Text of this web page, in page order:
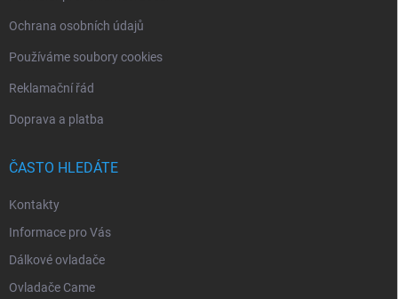
Ochrana osobních údajů
Používáme soubory cookies
Reklamační řád
Doprava a platba
ČASTO HLEDÁTE
Kontakty
Informace pro Vás
Dálkové ovladače
Ovladače Came